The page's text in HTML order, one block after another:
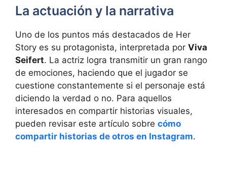
La actuación y la narrativa
Uno de los puntos más destacados de Her
Story es su protagonista, interpretada por Viva
Seifert. La actriz logra transmitir un gran rango
de emociones, haciendo que el jugador se
cuestione constantemente si el personaje está
diciendo la verdad o no. Para aquellos
interesados en compartir historias visuales,
pueden revisar este artículo sobre cómo
compartir historias de otros en Instagram.